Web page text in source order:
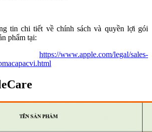
tin chi tiết về chính sách và quyền lợi gói
phẩm tại:
https://www.apple.com/legal/sales-